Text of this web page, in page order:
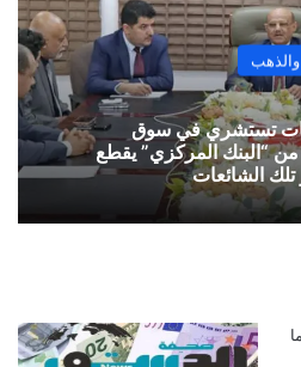
تستشري في سوق
“البنك المركزي” يقطع
الشائعات